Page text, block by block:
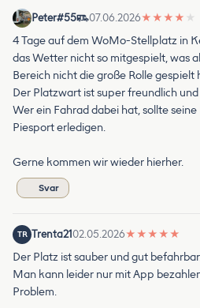
Peter#55 07.06.2026★ ★ ★ ★ ★
4 Tage auf dem WoMo-Stellplatz in
das Wetter nicht so mitgespielt, was
Bereich nicht die große Rolle gespielt
Der Platzwart ist super freundlich
Wer ein Fahrad dabei hat, sollte
Piesport erledigen.
Gerne kommen wir wieder hierher.
Svar
TR Trenta2102.05.2026★ ★ ★ ★ ★
Der Platz ist sauber und gut
Man kann leider nur mit App
Problem.